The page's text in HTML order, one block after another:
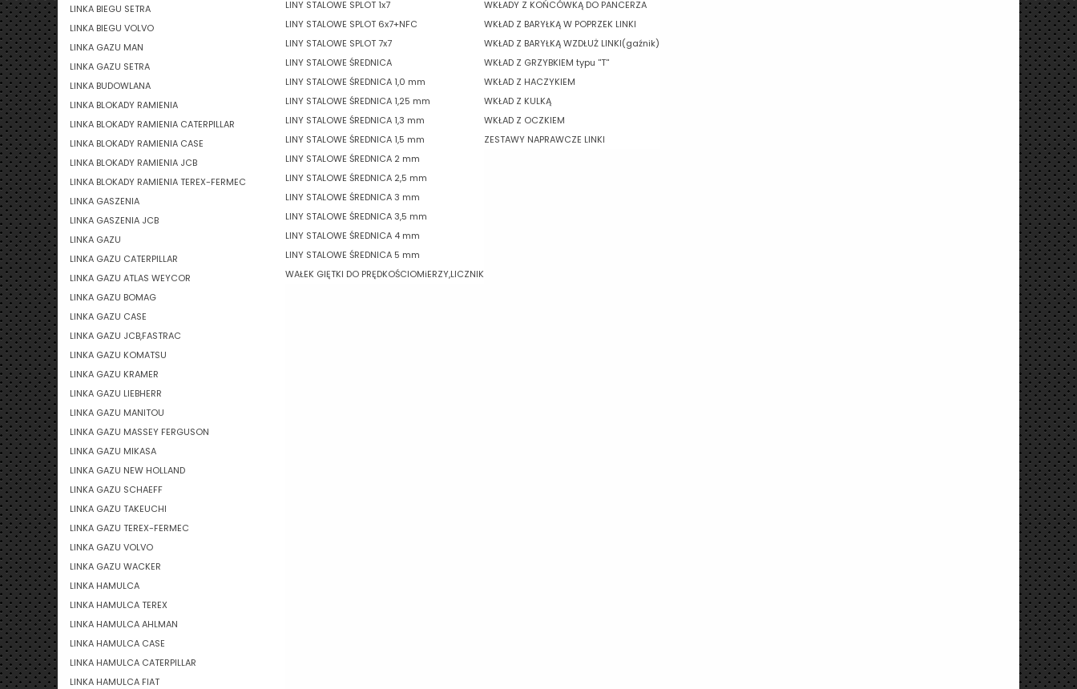
LINKA BIEGU SETRA
LINKA BIEGU VOLVO
LINKA GAZU MAN
LINKA GAZU SETRA
LINKA BUDOWLANA
LINKA BLOKADY RAMIENIA
LINKA BLOKADY RAMIENIA CATERPILLAR
LINKA BLOKADY RAMIENIA CASE
LINKA BLOKADY RAMIENIA JCB
LINKA BLOKADY RAMIENIA TEREX-FERMEC
LINKA GASZENIA
LINKA GASZENIA JCB
LINKA GAZU
LINKA GAZU CATERPILLAR
LINKA GAZU ATLAS WEYCOR
LINKA GAZU BOMAG
LINKA GAZU CASE
LINKA GAZU JCB,FASTRAC
LINKA GAZU KOMATSU
LINKA GAZU KRAMER
LINKA GAZU LIEBHERR
LINKA GAZU MANITOU
LINKA GAZU MASSEY FERGUSON
LINKA GAZU MIKASA
LINKA GAZU NEW HOLLAND
LINKA GAZU SCHAEFF
LINKA GAZU TAKEUCHI
LINKA GAZU TEREX-FERMEC
LINKA GAZU VOLVO
LINKA GAZU WACKER
LINKA HAMULCA
LINKA HAMULCA TEREX
LINKA HAMULCA AHLMAN
LINKA HAMULCA CASE
LINKA HAMULCA CATERPILLAR
LINKA HAMULCA FIAT
LINY STALOWE SPLOT 1x7
LINY STALOWE SPLOT 6x7+NFC
LINY STALOWE SPLOT 7x7
LINY STALOWE ŚREDNICA
LINY STALOWE ŚREDNICA 1,0 mm
LINY STALOWE ŚREDNICA 1,25 mm
LINY STALOWE ŚREDNICA 1,3 mm
LINY STALOWE ŚREDNICA 1,5 mm
LINY STALOWE ŚREDNICA 2 mm
LINY STALOWE ŚREDNICA 2,5 mm
LINY STALOWE ŚREDNICA 3 mm
LINY STALOWE ŚREDNICA 3,5 mm
LINY STALOWE ŚREDNICA 4 mm
LINY STALOWE ŚREDNICA 5 mm
WAŁEK GIĘTKI DO PRĘDKOŚCIOMiERZY,LICZNIK
WKŁADY Z KOŃCÓWKĄ DO PANCERZA
WKŁAD Z BARYŁKĄ W POPRZEK LINKI
WKŁAD Z BARYŁKĄ WZDŁUŻ LINKI(gaźnik)
WKŁAD Z GRZYBKIEM typu ''T''
WKŁAD Z HACZYKIEM
WKŁAD Z KULKĄ
WKŁAD Z OCZKIEM
ZESTAWY NAPRAWCZE LINKI